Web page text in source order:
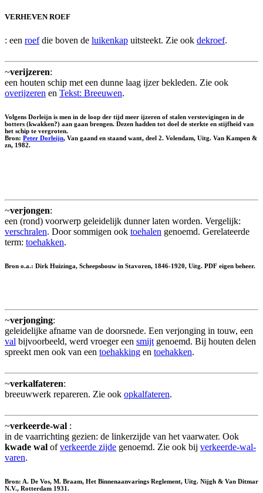
VERHEVEN ROEF
: een roefdie boven de luikenkap uitsteekt. Zie ook dekroef.
~verijzeren:
een houten schip met een dunne laag ijzer bekleden. Zie ook
overijzeren en Tekst: Breeuwen.
Volgens Dorleijn is men in de loop der tijd meer ijzeren of stalen verstevigingen in de
botters (kwakken?) aan gaan brengen. Dezen hadden tot doel de sterkte en stijfheid van
het schip te vergroten.
Bron: Peter Dorleijn, Van gaand en staand want, deel 2. Volendam, Uitg. Van Kampen &
zn, 1982.
~verjongen:
een (rond) voorwerp geleidelijk dunner laten worden. Vergelijk:
verschralen. Door sommigen ook toehalen genoemd. Gerelateerde
term: toehakken.
Bron o.a.: Dirk Huizinga, Scheepsbouw in Stavoren, 1846-1920, Uitg. PDF eigen beheer.
~verjonging:
geleidelijke afname van de doorsnede. Een verjonging in touw, een
val bijvoorbeeld, werd vroeger een smijtgenoemd. Bij houten delen
spreekt men ook van een toehakking en toehakken.
~verkalfateren:
breeuwwerk repareren. Zie ook opkalfateren.
~verkeerde-wal :
in de vaarrichting gezien: de linkerzijde van het vaarwater. Ook
kwade wal ofverkeerde zijde genoemd. Zie ook bij verkeerde-wal-
varen.
Bron: A. De Vos, M. Braam, Het Binnenaanvarings Reglement, Uitg. Nijgh & Van Ditmar
N.V., Rotterdam 1931.